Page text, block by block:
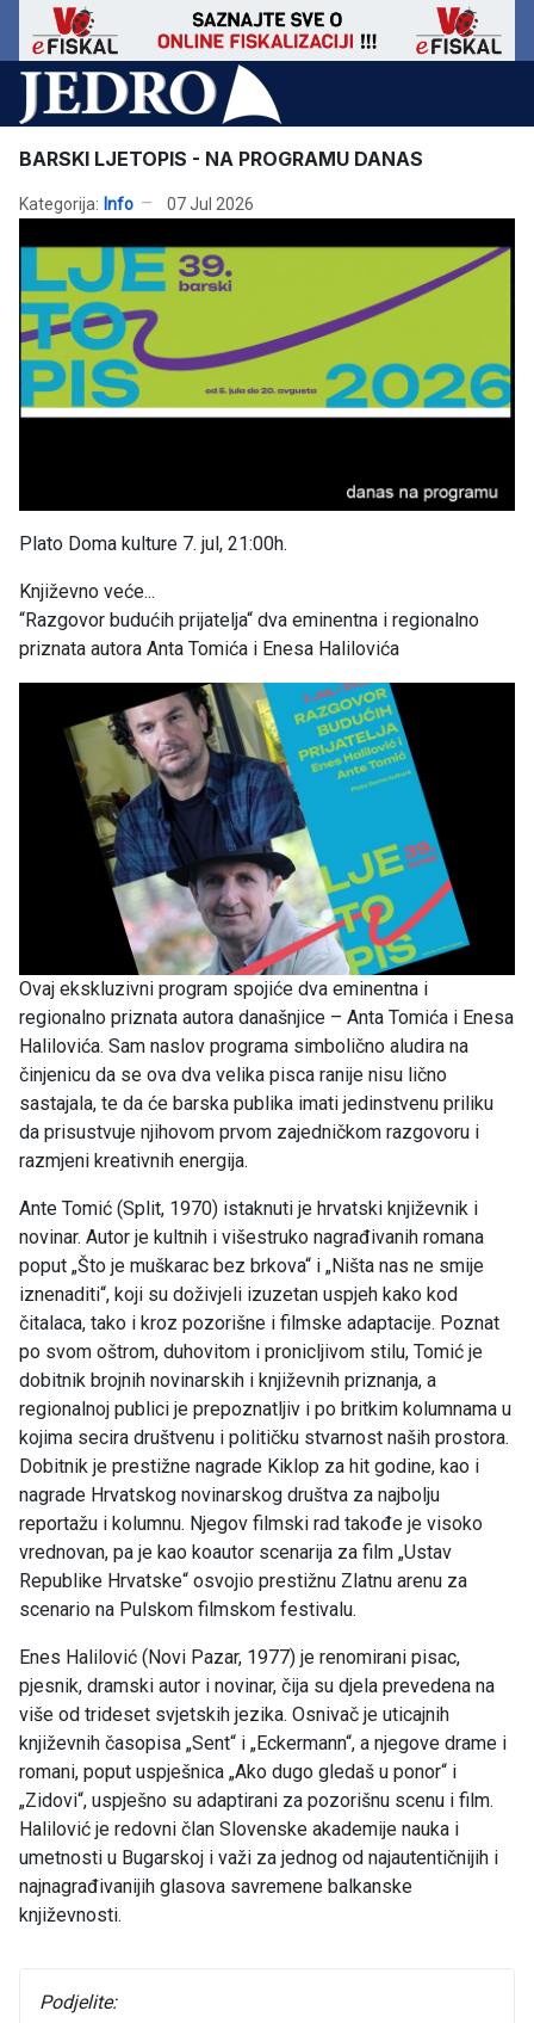
BARSKI LJETOPIS - NA PROGRAMU DANAS
Kategorija: Info 07 Jul 2026
Plato Doma kulture 7. jul, 21:00h.
Književno veće...
“Razgovor budućih prijatelja“ dva eminentna i regionalno
priznata autora Anta Tomića i Enesa Halilovića
Ovaj ekskluzivni program spojiće dva eminentna i
regionalno priznata autora današnjice – Anta Tomića i Enesa
Halilovića. Sam naslov programa simbolično aludira na
činjenicu da se ova dva velika pisca ranije nisu lično
sastajala, te da će barska publika imati jedinstvenu priliku
da prisustvuje njihovom prvom zajedničkom razgovoru i
razmjeni kreativnih energija.
Ante Tomić (Split, 1970) istaknuti je hrvatski književnik i
novinar. Autor je kultnih i višestruko nagrađivanih romana
poput „Što je muškarac bez brkova“ i „Ništa nas ne smije
iznenaditi“, koji su doživjeli izuzetan uspjeh kako kod
čitalaca, tako i kroz pozorišne i filmske adaptacije. Poznat
po svom oštrom, duhovitom i pronicljivom stilu, Tomić je
dobitnik brojnih novinarskih i književnih priznanja, a
regionalnoj publici je prepoznatljiv i po britkim kolumnama u
kojima secira društvenu i političku stvarnost naših prostora.
Dobitnik je prestižne nagrade Kiklop za hit godine, kao i
nagrade Hrvatskog novinarskog društva za najbolju
reportažu i kolumnu. Njegov filmski rad takođe je visoko
vrednovan, pa je kao koautor scenarija za film „Ustav
Republike Hrvatske“ osvojio prestižnu Zlatnu arenu za
scenario na Pulskom filmskom festivalu.
Enes Halilović (Novi Pazar, 1977) je renomirani pisac,
pjesnik, dramski autor i novinar, čija su djela prevedena na
više od trideset svjetskih jezika. Osnivač je uticajnih
književnih časopisa „Sent“ i „Eckermann“, a njegove drame i
romani, poput uspješnica „Ako dugo gledaš u ponor“ i
„Zidovi“, uspješno su adaptirani za pozorišnu scenu i film.
Halilović je redovni član Slovenske akademije nauka i
umetnosti u Bugarskoj i važi za jednog od najautentičnijih i
najnagrađivanijih glasova savremene balkanske
književnosti.
Podjelite: